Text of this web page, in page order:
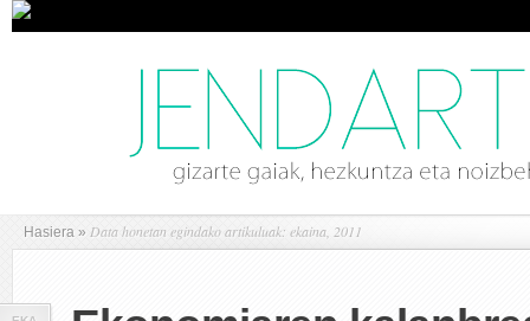
Hasiera » Data honetan egindako artikuluak: ekaina, 2011